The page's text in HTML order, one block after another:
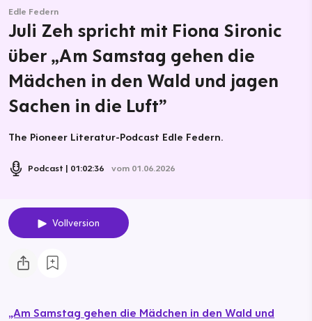
Edle Federn
Juli Zeh spricht mit Fiona Sironic
über „Am Samstag gehen die
Mädchen in den Wald und jagen
Sachen in die Luft”
The Pioneer Literatur-Podcast Edle Federn.
Podcast 01:02:36 vom 01.06.2026
Vollversion
„Am Samstag gehen die Mädchen in den Wald und